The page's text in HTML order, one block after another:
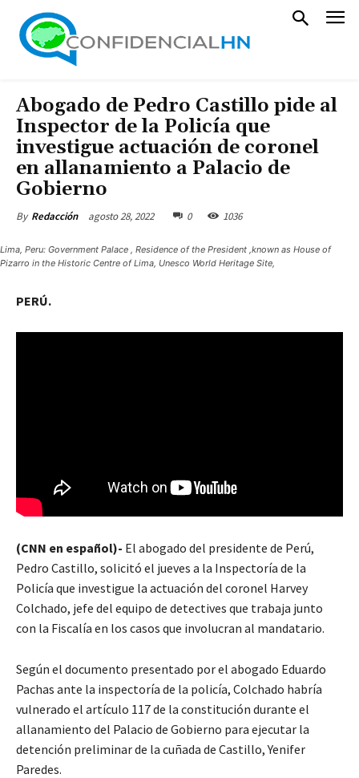
Abogado de Pedro Castillo pide al
Inspector de la Policía que
investigue actuación de coronel
en allanamiento a Palacio de
Gobierno
By Redacción agosto 28, 2022 0 1036
Lima, Peru: Government Palace , Residence of the President ,known as House of
Pizarro in the Historic Centre of Lima, Unesco World Heritage Site,
PERÚ.
(CNN en español)- El abogado del presidente de Perú,
Pedro Castillo, solicitó el jueves a la Inspectoría de la
Policía que investigue la actuación del coronel Harvey
Colchado, jefe del equipo de detectives que trabaja junto
con la Fiscalía en los casos que involucran al mandatario.
Según el documento presentado por el abogado Eduardo
Pachas ante la inspectoría de la policía, Colchado habría
vulnerado el artículo 117 de la constitución durante el
allanamiento del Palacio de Gobierno para ejecutar la
detención preliminar de la cuñada de Castillo, Yenifer
Paredes.